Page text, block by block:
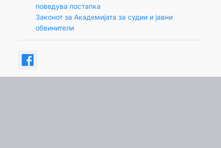
поведува постапка
Законот за Академијата за судии и јавни
обвинители